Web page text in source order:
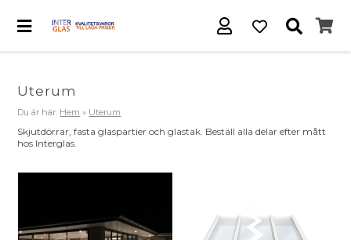
Uterum
Du är här: Hem » Uterum
Skjutdörrar, fasta glaspartier och glastak. Beställ alla delar efter mått
hos Interglas.